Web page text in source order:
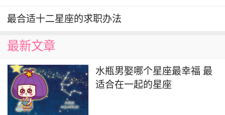
力和社交能力，他们在一起可以共同追求平衡和和
谐的关系，彼此之间有着良好的沟通和理解。
最合适十二星座的求职办法
最新文章
水瓶男娶哪个星座最幸福 最
适合在一起的星座